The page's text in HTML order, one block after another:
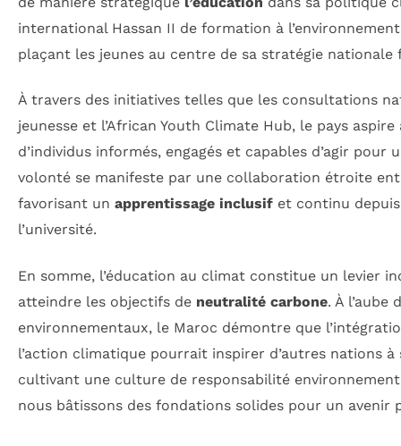
international Hassan II de formation à
plaçant les jeunes au centre de sa stratégie nationale
À travers des initiatives telles que les consultations
jeunesse et l’African Youth Climate Hub, le pays
d’individus informés, engagés et capables d’agir pour
volonté se manifeste par une collaboration étroite
favorisant un apprentissage inclusif et continu
l’université.
En somme, l’éducation au climat constitue un levier
atteindre les objectifs de neutralité carbone. À l’aube
environnementaux, le Maroc démontre que
l’action climatique pourrait inspirer d’autres nations à
cultivant une culture de responsabilité
nous bâtissons des fondations solides pour un avenir